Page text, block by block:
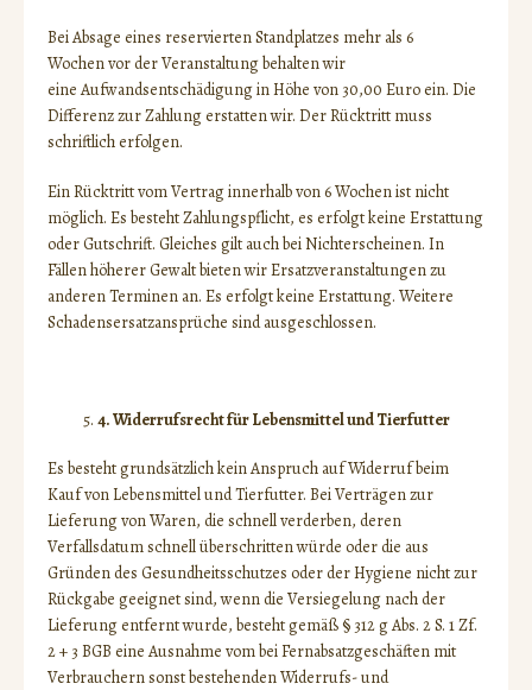
Bei Absage eines reservierten Standplatzes mehr als 6
Wochen vor der Veranstaltung behalten wir
eine Aufwandsentschädigung in Höhe von 30,00 Euro ein. Die
Differenz zur Zahlung erstatten wir. Der Rücktritt muss
schriftlich erfolgen.
Ein Rücktritt vom Vertrag innerhalb von 6 Wochen ist nicht
möglich. Es besteht Zahlungspflicht, es erfolgt keine Erstattung
oder Gutschrift. Gleiches gilt auch bei Nichterscheinen. In
Fällen höherer Gewalt bieten wir Ersatzveranstaltungen zu
anderen Terminen an. Es erfolgt keine Erstattung. Weitere
Schadensersatzansprüche sind ausgeschlossen.
4. Widerrufsrecht für Lebensmittel und Tierfutter
Es besteht grundsätzlich kein Anspruch auf Widerruf beim
Kauf von Lebensmittel und Tierfutter. Bei Verträgen zur
Lieferung von Waren, die schnell verderben, deren
Verfallsdatum schnell überschritten würde oder die aus
Gründen des Gesundheitsschutzes oder der Hygiene nicht zur
Rückgabe geeignet sind, wenn die Versiegelung nach der
Lieferung entfernt wurde, besteht gemäß § 312 g Abs. 2 S. 1 Zf.
2 + 3 BGB eine Ausnahme vom bei Fernabsatzgeschäften mit
Verbrauchern sonst bestehenden Widerrufs- und